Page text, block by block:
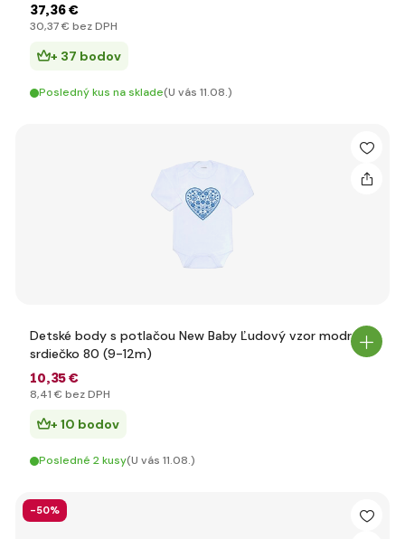
37,36 €
30,37 € bez DPH
+ 37 bodov
Posledný kus na sklade(U vás 11.08.)
Detské body s potlačou New Baby Ľudový vzor modré
srdiečko 80 (9-12m)
10,35 €
8,41 € bez DPH
+ 10 bodov
Posledné 2 kusy(U vás 11.08.)
-50%